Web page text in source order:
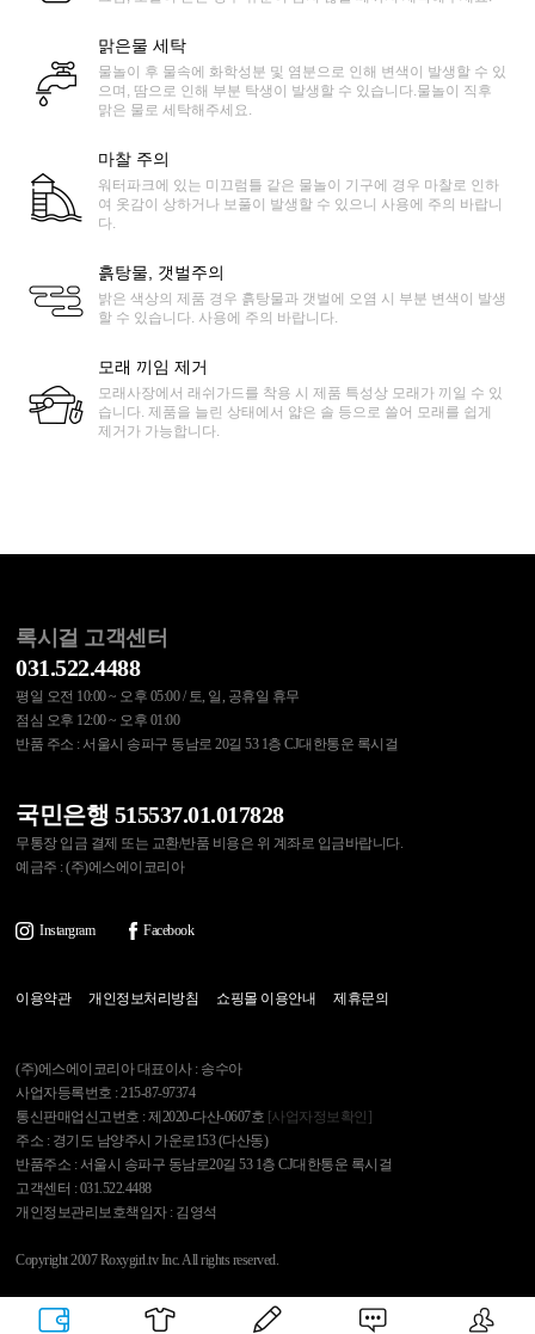
맑은물 세탁
물놀이 후 물속에 화학성분 및 염분으로 인해 변색이 발생할 수 있
으며, 땀으로 인해 부분 탁생이 발생할 수 있습니다.물놀이 직후
맑은 물로 세탁해주세요.
마찰 주의
워터파크에 있는 미끄럼틀 같은 물놀이 기구에 경우 마찰로 인하
여 옷감이 상하거나 보풀이 발생할 수 있으니 사용에 주의 바랍니
다.
흙탕물, 갯벌주의
밝은 색상의 제품 경우 흙탕물과 갯벌에 오염 시 부분 변색이 발생
할 수 있습니다. 사용에 주의 바랍니다.
모래 끼임 제거
모래사장에서 래쉬가드를 착용 시 제품 특성상 모래가 끼일 수 있
습니다. 제품을 늘린 상태에서 얇은 솔 등으로 쓸어 모래를 쉽게
제거가 가능합니다.
록시걸 고객센터
031.522.4488
평일 오전 10:00 ~ 오후 05:00 / 토, 일, 공휴일 휴무
점심 오후 12:00 ~ 오후 01:00
반품 주소 : 서울시 송파구 동남로 20길 53 1층 CJ대한통운 록시걸
국민은행 515537.01.017828
무통장 입금 결제 또는 교환/반품 비용은 위 계좌로 입금바랍니다.
예금주 : (주)에스에이코리아
Instargram Facebook
이용약관 개인정보처리방침 쇼핑몰 이용안내 제휴문의
(주)에스에이코리아 대표이사 : 송수아
사업자등록번호 : 215-87-97374
통신판매업신고번호 : 제2020-다산-0607호 [사업자정보확인]
주소 : 경기도 남양주시 가운로153 (다산동)
반품주소 : 서울시 송파구 동남로20길 53 1층 CJ대한통운 록시걸
고객센터 : 031.522.4488
개인정보관리보호책임자 : 김영석
Copyright 2007 Roxygirl.tv Inc. All rights reserved.
록시걸 PC Ver